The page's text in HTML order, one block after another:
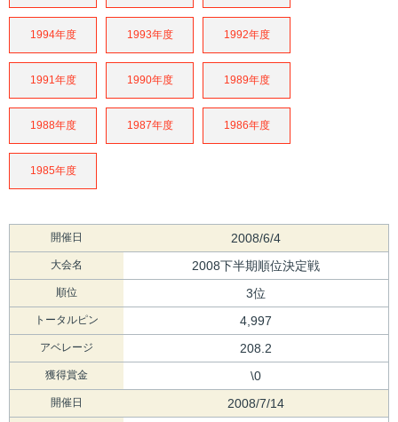
1994年度 1993年度 1992年度
1991年度 1990年度 1989年度
1988年度 1987年度 1986年度
1985年度
開催日 2008/6/4
大会名 2008下半期順位決定戦
順位 3位
トータルピン 4,997
アベレージ 208.2
獲得賞金 \0
開催日 2008/7/14